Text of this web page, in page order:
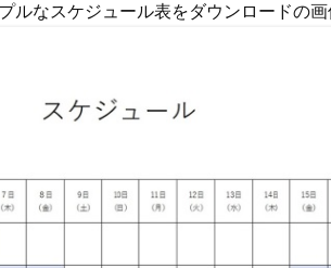
ルなスケジュール表をダウンロードの画